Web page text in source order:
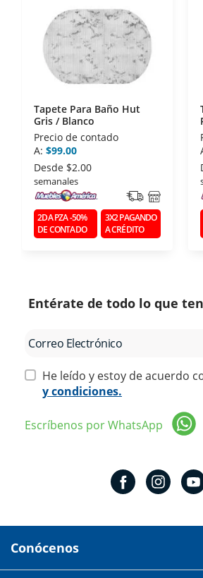
- Nos encontramos en la lista de
la Asociación de Internet.MX.
Tapete Para Baño Hut
Gris / Blanco
Precio de contado
A: $99.00
Desde $2.00
semanales
2DA PZA -50%
DE CONTADO
3X2 PAGANDO
A CRÉDITO
Entérate de todo lo que
He leído y estoy de acuerdo
y condiciones.
Escríbenos por WhatsApp
Conócenos